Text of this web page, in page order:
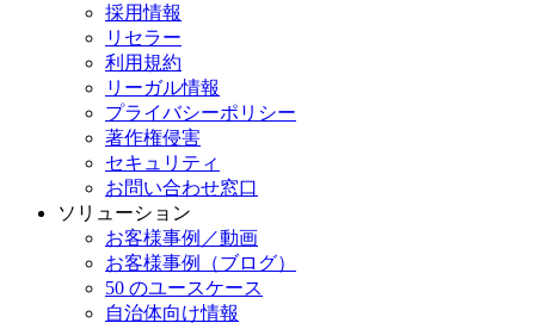
採用情報
リセラー
利用規約
リーガル情報
プライバシーポリシー
著作権侵害
セキュリティ
お問い合わせ窓口
ソリューション
お客様事例／動画
お客様事例（ブログ）
50 のユースケース
自治体向け情報